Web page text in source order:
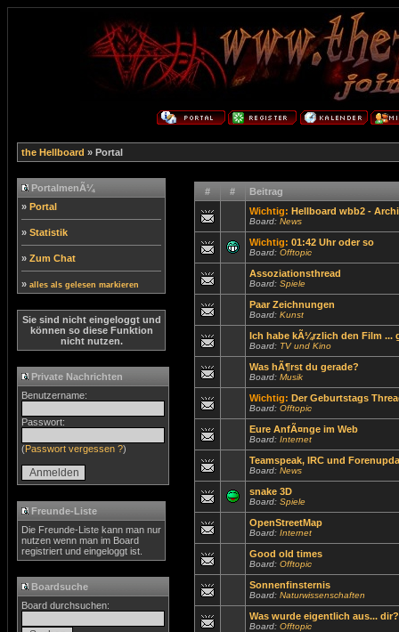
the Hellboard » Portal
PortalmenÃ¼
» Portal
» Statistik
» Zum Chat
» alles als gelesen markieren
Sie sind nicht eingeloggt und
können so diese Funktion
nicht nutzen.
Private Nachrichten
Benutzername:
Passwort:
(Passwort vergessen ?)
Freunde-Liste
Die Freunde-Liste kann man nur
nutzen wenn man im Board
registriert und eingeloggt ist.
Boardsuche
Board durchsuchen:
# #
Beitrag
Wichtig: Hellboard wbb2 -
Board: News
Wichtig: 01:42 Uhr oder so
Board: Offtopic
Assoziationsthread
Board: Spiele
Paar Zeichnungen
Board: Kunst
Ich habe kÃ¼rzlich den Film ...
Board: TV und Kino
Was hÃ¶rst du gerade?
Board: Musik
Wichtig: Der Geburtstags
Board: Offtopic
Eure AnfÃ¤nge im Web
Board: Internet
Teamspeak, IRC und
Board: News
snake 3D
Board: Spiele
OpenStreetMap
Board: Internet
Good old times
Board: Offtopic
Sonnenfinsternis
Board: Naturwissenschaften
Was wurde eigentlich aus... dir?
Board: Offtopic